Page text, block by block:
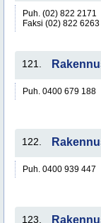
Puh. (02) 822 2171
Faksi (02) 822 6263
121.
Puh. 0400 679 188
122.
Puh. 0400 939 447
123.